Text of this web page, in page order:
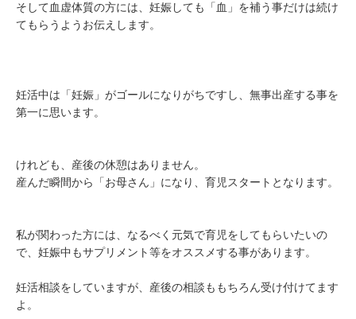
そして血虚体質の方には、妊娠しても「血」を補う事だけは続け
てもらうようお伝えします。
妊活中は「妊娠」がゴールになりがちですし、無事出産する事を
第一に思います。
けれども、産後の休憩はありません。
産んだ瞬間から「お母さん」になり、育児スタートとなります。
私が関わった方には、なるべく元気で育児をしてもらいたいの
で、妊娠中もサプリメント等をオススメする事があります。
妊活相談をしていますが、産後の相談ももちろん受け付けてます
よ。